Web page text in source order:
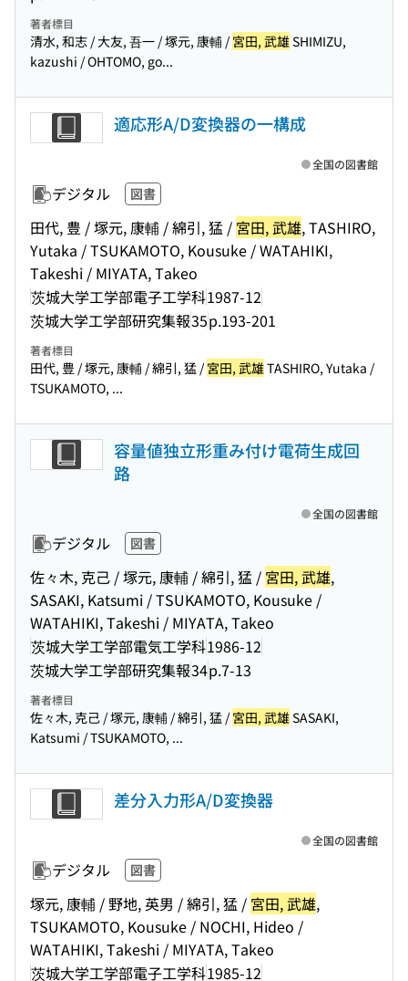
著者標目
清水, 和志 / 大友, 吾一 / 塚元, 康輔 /宮田, 武雄SHIMIZU,
kazushi / OHTOMO, go...
適応形A/D変換器の一構成
デジタル 図書
田代, 豊 / 塚元, 康輔 / 綿引, 猛 / 宮田, 武雄, TASHIRO,
Yutaka / TSUKAMOTO, Kousuke / WATAHIKI,
Takeshi / MIYATA, Takeo
茨城大学工学部電子工学科1987-12
茨城大学工学部研究集報35p.193-201
全国の図書館
著者標目
田代, 豊 / 塚元, 康輔 / 綿引, 猛 /宮田, 武雄TASHIRO, Yutaka /
TSUKAMOTO, ...
容量値独立形重み付け電荷生成回
路
デジタル 図書
佐々木, 克己 / 塚元, 康輔 / 綿引, 猛 / 宮田, 武雄,
SASAKI, Katsumi / TSUKAMOTO, Kousuke /
WATAHIKI, Takeshi / MIYATA, Takeo
茨城大学工学部電気工学科1986-12
茨城大学工学部研究集報34p.7-13
全国の図書館
著者標目
佐々木, 克己 / 塚元, 康輔 / 綿引, 猛 /宮田, 武雄SASAKI,
Katsumi / TSUKAMOTO, ...
差分入力形A/D変換器
デジタル 図書
塚元, 康輔 / 野地, 英男 / 綿引, 猛 / 宮田, 武雄,
TSUKAMOTO, Kousuke / NOCHI, Hideo /
WATAHIKI, Takeshi / MIYATA, Takeo
茨城大学工学部電子工学科1985-12
全国の図書館